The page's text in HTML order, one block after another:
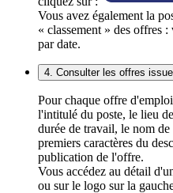
Vous avez également la
« classement » des offres
par date.
4. Consulter les offres
Pour chaque offre
l'intitulé du poste, le lieu
durée de travail, le nom
premiers caractères du
publication de l'offre.
Vous accédez au détail
ou sur le logo sur la